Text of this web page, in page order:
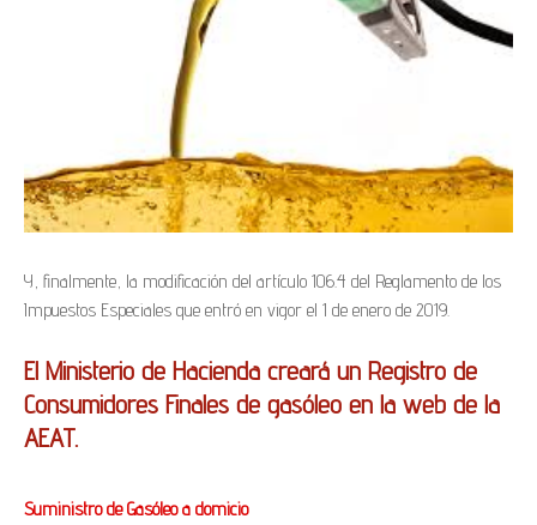
Y, finalmente, la modificación del artículo 106.4 del Reglamento de los
Impuestos Especiales que entró en vigor el 1 de enero de 2019.
El Ministerio de Hacienda creará un Registro de
Consumidores Finales de gasóleo en la web de la
AEAT.
Suministro de Gasóleo a domicio